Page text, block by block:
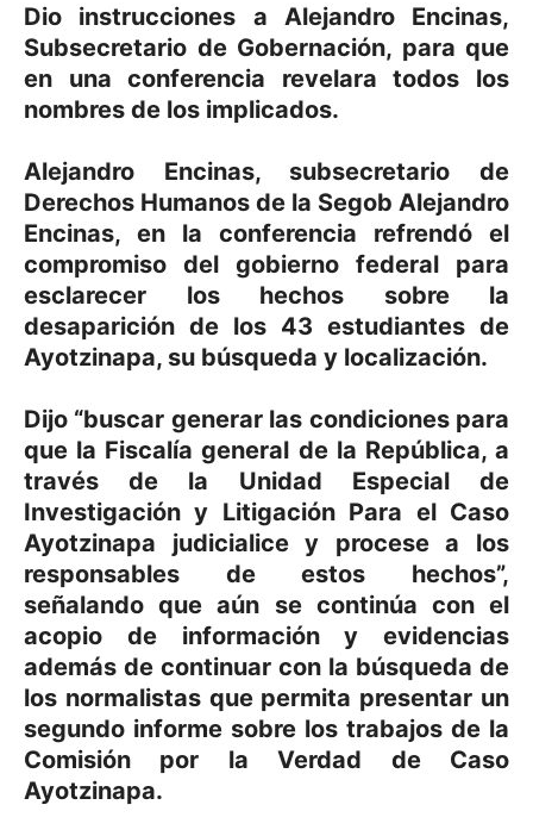
Dio instrucciones a Alejandro Encinas,
Subsecretario de Gobernación, para que
en una conferencia revelara todos los
nombres de los implicados.
Alejandro Encinas, subsecretario de
Derechos Humanos de la Segob Alejandro
Encinas, en la conferencia refrendó el
compromiso del gobierno federal para
esclarecer los hechos sobre la
desaparición de los 43 estudiantes de
Ayotzinapa, su búsqueda y localización.
Dijo “buscar generar las condiciones para
que la Fiscalía general de la República, a
través de la Unidad Especial de
Investigación y Litigación Para el Caso
Ayotzinapa judicialice y procese a los
responsables de estos hechos”,
señalando que aún se continúa con el
acopio de información y evidencias
además de continuar con la búsqueda de
los normalistas que permita presentar un
segundo informe sobre los trabajos de la
Comisión por la Verdad de Caso
Ayotzinapa.